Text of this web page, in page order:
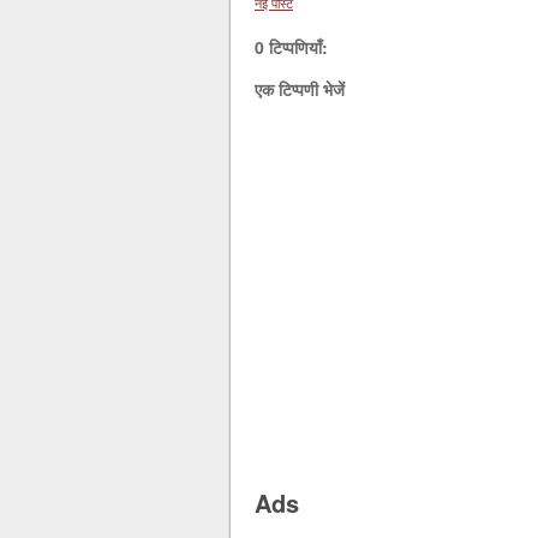
0 टिप्पणियाँ:
एक टिप्पणी भेजें
Ads